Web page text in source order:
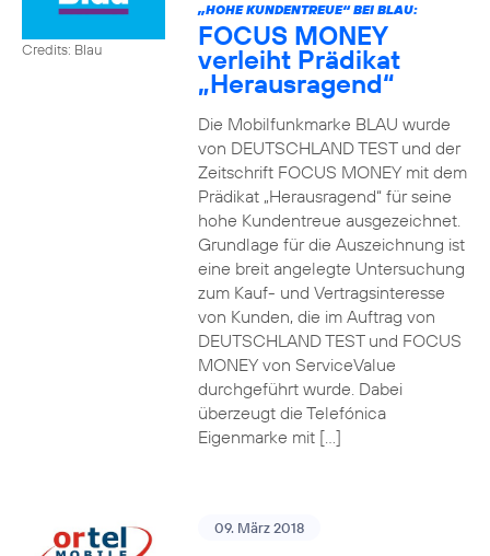
Credits: Blau
„HOHE KUNDENTREUE“ BEI BLAU:
FOCUS MONEY
verleiht Prädikat
„Herausragend“
Die Mobilfunkmarke BLAU wurde
von DEUTSCHLAND TEST und der
Zeitschrift FOCUS MONEY mit dem
Prädikat „Herausragend“ für seine
hohe Kundentreue ausgezeichnet.
Grundlage für die Auszeichnung ist
eine breit angelegte Untersuchung
zum Kauf- und Vertragsinteresse
von Kunden, die im Auftrag von
DEUTSCHLAND TEST und FOCUS
MONEY von ServiceValue
durchgeführt wurde. Dabei
überzeugt die Telefónica
Eigenmarke mit […]
09. März 2018